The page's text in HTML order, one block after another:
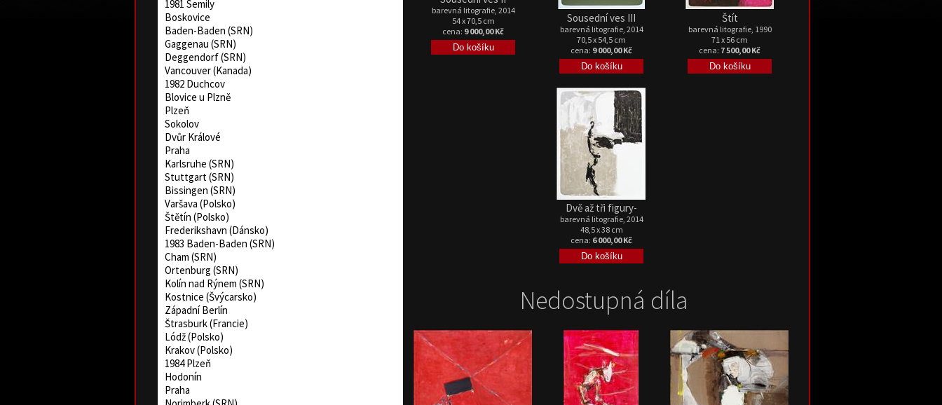
1981 Semily
Boskovice
Baden-Baden (SRN)
Gaggenau (SRN)
Deggendorf (SRN)
Vancouver (Kanada)
1982 Duchcov
Blovice u Plzně
Plzeň
Sokolov
Dvůr Králové
Praha
Karlsruhe (SRN)
Stuttgart (SRN)
Bissingen (SRN)
Varšava (Polsko)
Štětín (Polsko)
Frederikshavn (Dánsko)
1983 Baden-Baden (SRN)
Cham (SRN)
Ortenburg (SRN)
Kolín nad Rýnem (SRN)
Kostnice (Švýcarsko)
Západní Berlín
Štrasburk (Francie)
Lódž (Polsko)
Krakov (Polsko)
1984 Plzeň
Hodonín
Praha
barevná litografie, 2014
54 x 70,5 cm
cena: 9 000,00 Kč
Sousední ves III
barevná litografie, 2014
70,5 x 54,5 cm
cena: 9 000,00 Kč
Štít
barevná litografie, 1990
71 x 56 cm
cena: 7 500,00 Kč
Dvě až tři figury-
barevná litografie, 2014
48,5 x 38 cm
cena: 6 000,00 Kč
Nedostupná díla